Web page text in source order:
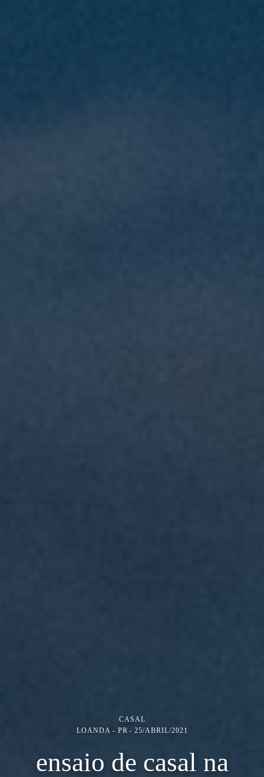
CASAL
LOANDA - PR
25/ABRIL/2021
ensaio de casal na